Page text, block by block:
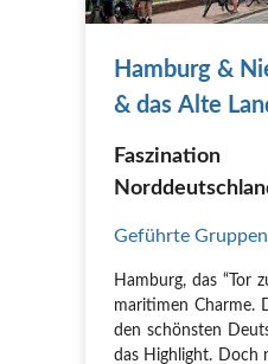
Hamburg &
& das Alte
Faszination
Elbphilharmonie
Geführte
Hamburg, das “Tor
maritimen Charme.
den schönsten
das Highlight. Doch